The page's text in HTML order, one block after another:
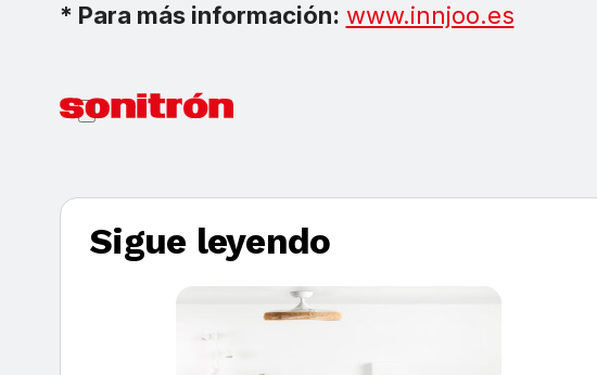
* Para más información: www.innjoo.es
Sigue leyendo